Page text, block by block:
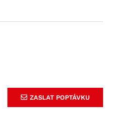
ZASLAT POPTÁVKU